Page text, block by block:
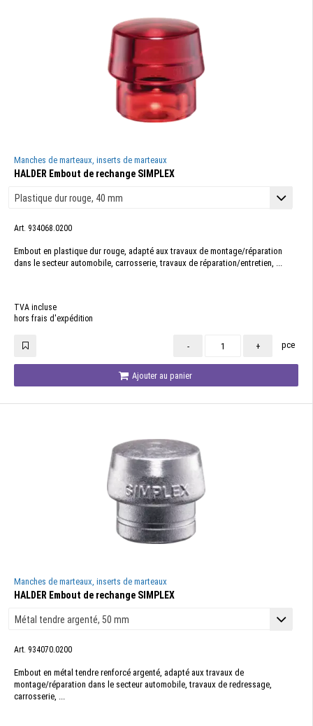
Manches de marteaux, inserts de marteaux
HALDER Embout de rechange SIMPLEX
Art. 934068.0200
Embout en plastique dur rouge, adapté aux travaux de montage/réparation
dans le secteur automobile, carrosserie, travaux de réparation/entretien, ...
TVA incluse
hors frais d'expédition
- + pce
Ajouter au panier
Manches de marteaux, inserts de marteaux
HALDER Embout de rechange SIMPLEX
Art. 934070.0200
Embout en métal tendre renforcé argenté, adapté aux travaux de
montage/réparation dans le secteur automobile, travaux de redressage,
carrosserie, ...